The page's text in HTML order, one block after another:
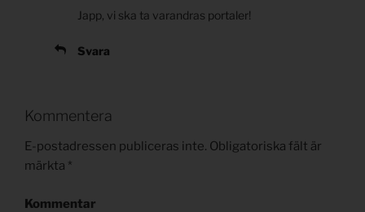
Japp, vi ska ta varandras portaler!
Svara
Kommentera
E-postadressen publiceras inte. Obligatoriska fält är
märkta *
Kommentar